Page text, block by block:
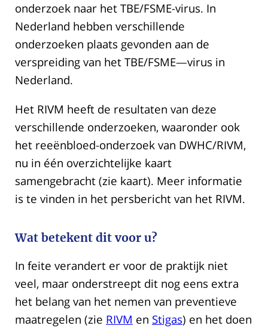
onderzoek naar het TBE/FSME-virus. In
Nederland hebben verschillende
onderzoeken plaats gevonden aan de
verspreiding van het TBE/FSME—virus in
Nederland.
Het RIVM heeft de resultaten van deze
verschillende onderzoeken, waaronder ook
het reeënbloed-onderzoek van DWHC/RIVM,
nu in één overzichtelijke kaart
samengebracht (zie kaart). Meer informatie
is te vinden in het persbericht van het RIVM.
Wat betekent dit voor u?
In feite verandert er voor de praktijk niet
veel, maar onderstreept dit nog eens extra
het belang van het nemen van preventieve
maatregelen (zie RIVM en Stigas) en het doen